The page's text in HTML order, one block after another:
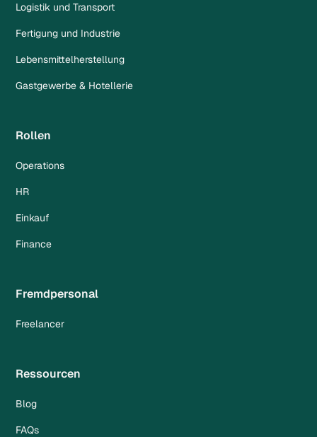
Logistik und Transport
Fertigung und Industrie
Lebensmittelherstellung
Gastgewerbe & Hotellerie
Rollen
Operations
HR
Einkauf
Finance
Fremdpersonal
Freelancer
Ressourcen
Blog
FAQs